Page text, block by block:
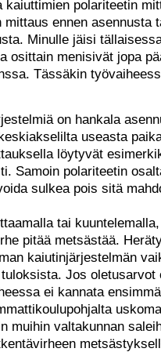
kaiuttimien polariteetin
ennen asennusta
Minulle jäisi
osittain menisivät jopa
Tässäkin
on hankala
useasta
löytyvät
Samoin polariteetin
sulkea pois sitä
tai
pitää metsästää.
kaiutinjärjestelmän
Jos oletusarvot
ei kannata
muihin valtakunnan